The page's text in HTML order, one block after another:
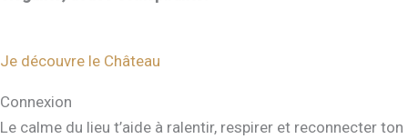
Je découvre le Château
Connexion
Le calme du lieu t’aide à ralentir, respirer et reconnecter ton